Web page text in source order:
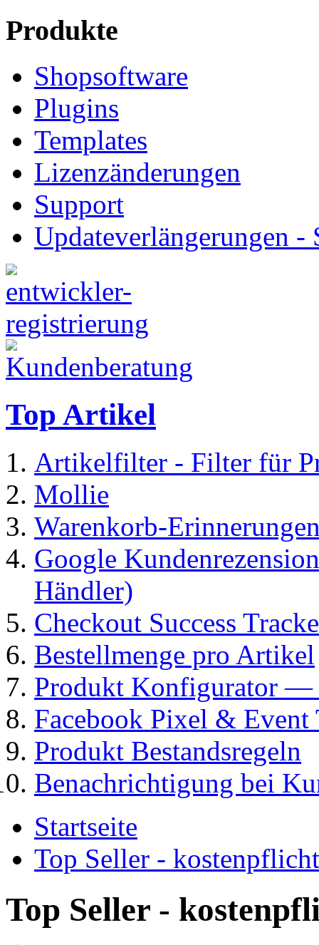
Produkte
Shopsoftware
Plugins
Templates
Lizenzänderungen
Support
Updateverlängerungen -
Top Artikel
Artikelfilter - Filter für
Mollie
Warenkorb-
Google
Händler)
Checkout Success
Bestellmenge pro Artikel
Produkt Konfigurator —
Facebook Pixel & Event
Produkt Bestandsregeln
Benachrichtigung bei
Startseite
Top Seller -
Top Seller -